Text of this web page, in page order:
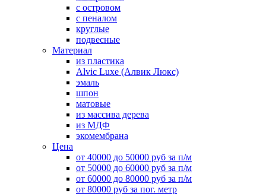
с островом
с пеналом
круглые
подвесные
Материал
из пластика
Alvic Luxe (Алвик Люкс)
эмаль
шпон
матовые
из массива дерева
из МДФ
экомембрана
Цена
от 40000 до 50000 руб за п/м
от 50000 до 60000 руб за п/м
от 60000 до 80000 руб за п/м
от 80000 руб за пог. метр